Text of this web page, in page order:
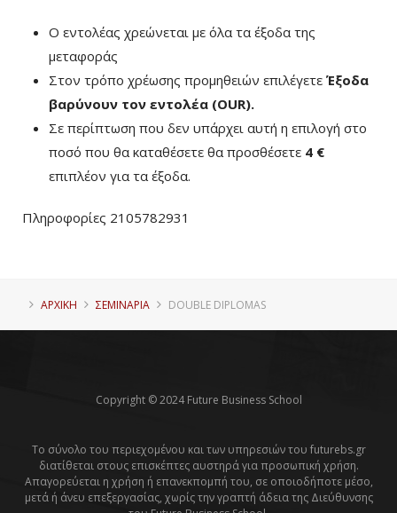
Ο εντολέας χρεώνεται με όλα τα έξοδα της
μεταφοράς
Στον τρόπο χρέωσης προμηθειών επιλέγετε Έξοδα
βαρύνουν τον εντολέα (ΟUR).
Σε περίπτωση που δεν υπάρχει αυτή η επιλογή στο
ποσό που θα καταθέσετε θα προσθέσετε 4 €
επιπλέον για τα έξοδα.
Πληροφορίες 2105782931
ΑΡΧΙΚΗ ΣΕΜΙΝΑΡΙΑ DOUBLE DIPLOMAS
Copyright © 2024 Future Business School
Το σύνολο του περιεχομένου και των υπηρεσιών του futurebs.gr
διατίθεται στους επισκέπτες αυστηρά για προσωπική χρήση.
Απαγορεύεται η χρήση ή επανεκπομπή του, σε οποιοδήποτε μέσο,
μετά ή άνευ επεξεργασίας, χωρίς την γραπτή άδεια της Διεύθυνσης